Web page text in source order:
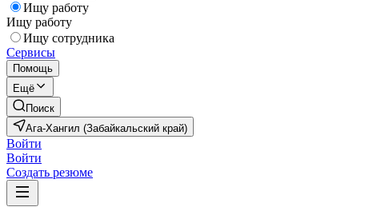
Ищу работу
Ищу работу
Ищу сотрудника
Сервисы
Помощь
Ещё
Поиск
Ага-Хангил (Забайкальский край)
Войти
Войти
Создать резюме